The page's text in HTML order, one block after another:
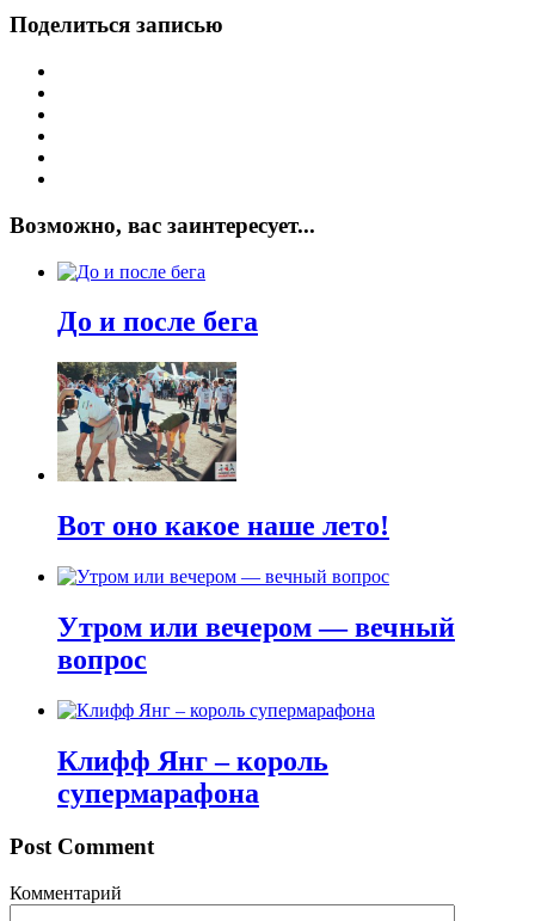
Поделиться записью
Возможно, вас заинтересует...
До и после бега
Вот оно какое наше лето!
Утром или вечером — вечный
вопрос
Клифф Янг – король
супермарафона
Post Comment
Комментарий